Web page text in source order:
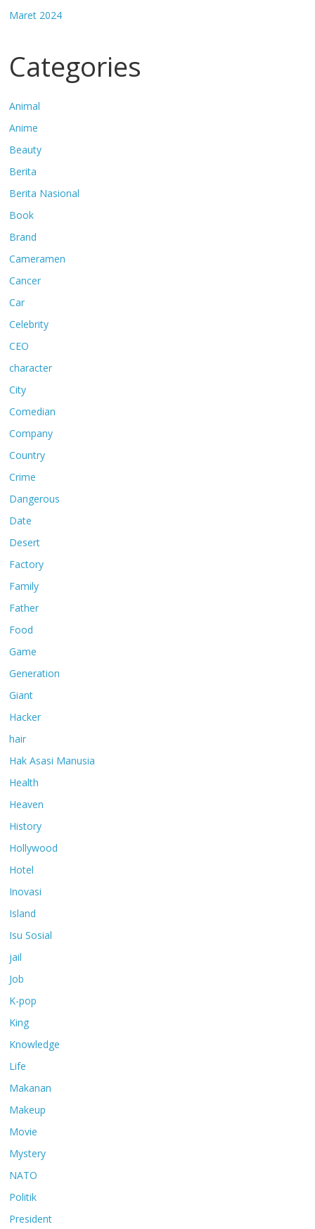
Maret 2024
Categories
Animal
Anime
Beauty
Berita
Berita Nasional
Book
Brand
Cameramen
Cancer
Car
Celebrity
CEO
character
City
Comedian
Company
Country
Crime
Dangerous
Date
Desert
Factory
Family
Father
Food
Game
Generation
Giant
Hacker
hair
Hak Asasi Manusia
Health
Heaven
History
Hollywood
Hotel
Inovasi
Island
Isu Sosial
jail
Job
K-pop
King
Knowledge
Life
Makanan
Makeup
Movie
Mystery
NATO
Politik
President